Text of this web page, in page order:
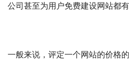
公司甚至为用户免费建设网站都有
一般来说，评定一个网站的价格